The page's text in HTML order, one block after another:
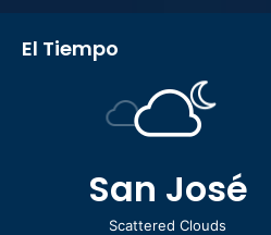
El Tiempo
San José
Scattered Clouds